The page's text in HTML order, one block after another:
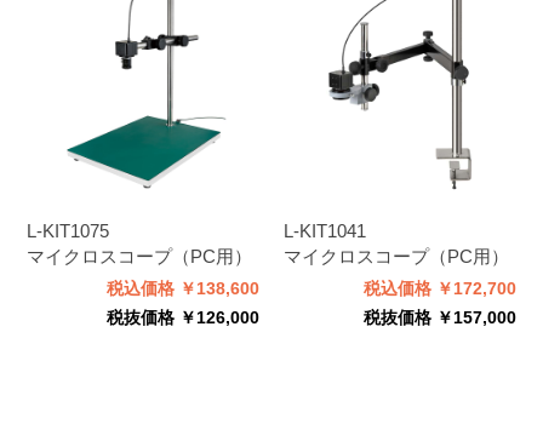
L-KIT1075
マイクロスコープ（PC用）
税込価格 ￥138,600
税抜価格 ￥126,000
L-KIT1041
マイクロスコープ（PC用）
税込価格 ￥172,700
税抜価格 ￥157,000